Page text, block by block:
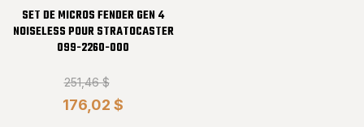
SET DE MICROS FENDER GEN 4
NOISELESS POUR STRATOCASTER
099-2260-000
251,46 $
176,02 $